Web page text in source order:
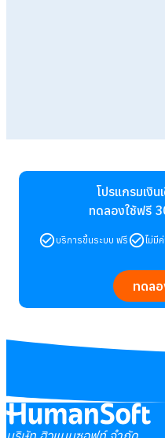
โปรแกรมเงิ
ทดลองใช้ฟรี
บริการขึ้นระบบ ฟรี ไม่มี
ทดลอ